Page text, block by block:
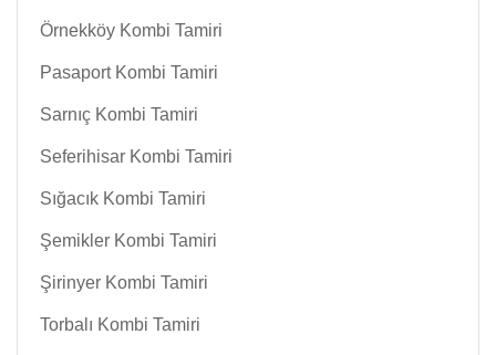
Örnekköy Kombi Tamiri
Pasaport Kombi Tamiri
Sarnıç Kombi Tamiri
Seferihisar Kombi Tamiri
Sığacık Kombi Tamiri
Şemikler Kombi Tamiri
Şirinyer Kombi Tamiri
Torbalı Kombi Tamiri